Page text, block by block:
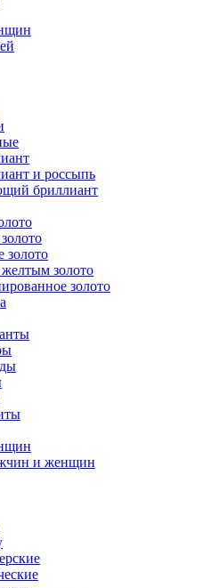
и россыпь
бриллиант
золото
желтым золото
золото
и женщин